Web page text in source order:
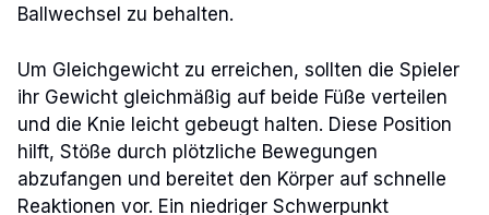
Ballwechsel zu behalten.
Um Gleichgewicht zu erreichen, sollten die Spieler
ihr Gewicht gleichmäßig auf beide Füße verteilen
und die Knie leicht gebeugt halten. Diese Position
hilft, Stöße durch plötzliche Bewegungen
abzufangen und bereitet den Körper auf schnelle
Reaktionen vor. Ein niedriger Schwerpunkt